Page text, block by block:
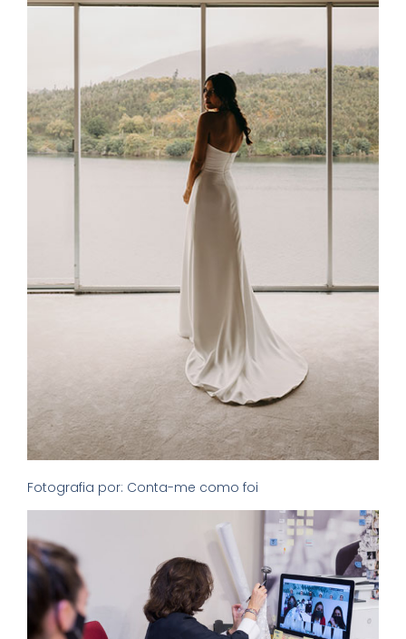
Fotografia por: Conta-me como foi